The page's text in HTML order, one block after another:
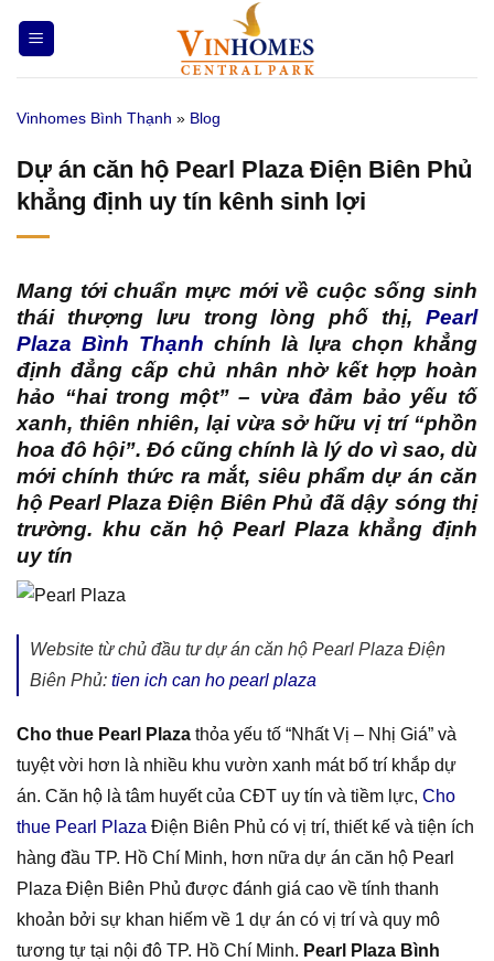
qua
nội
Vinhomes Bình Thạnh » Blog
Dự án căn hộ Pearl Plaza Điện Biên Phủ
khẳng định uy tín kênh sinh lợi
Mang tới chuẩn mực mới về cuộc sống sinh
thái thượng lưu trong lòng phố thị, Pearl
Plaza Bình Thạnh chính là lựa chọn khẳng
định đẳng cấp chủ nhân nhờ kết hợp hoàn
hảo “hai trong một” – vừa đảm bảo yếu tố
xanh, thiên nhiên, lại vừa sở hữu vị trí “phồn
hoa đô hội”. Đó cũng chính là lý do vì sao, dù
mới chính thức ra mắt, siêu phẩm dự án căn
hộ Pearl Plaza Điện Biên Phủ đã dậy sóng thị
trường. khu căn hộ Pearl Plaza khẳng định
uy tín
Website từ chủ đầu tư dự án căn hộ Pearl Plaza Điện
Biên Phủ: tien ich can ho pearl plaza
Cho thue Pearl Plaza thỏa yếu tố “Nhất Vị – Nhị Giá” và
tuyệt vời hơn là nhiều khu vườn xanh mát bố trí khắp dự
án. Căn hộ là tâm huyết của CĐT uy tín và tiềm lực, Cho
thue Pearl Plaza Điện Biên Phủ có vị trí, thiết kế và tiện ích
hàng đầu TP. Hồ Chí Minh, hơn nữa dự án căn hộ Pearl
Plaza Điện Biên Phủ được đánh giá cao về tính thanh
khoản bởi sự khan hiếm về 1 dự án có vị trí và quy mô
tương tự tại nội đô TP. Hồ Chí Minh. Pearl Plaza Bình